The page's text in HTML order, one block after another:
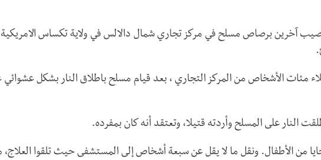
آخرين برصاص مسلح في مركز تجاري شمال دالالس في ولاية تكساس
مئات الأشخاص من المركز التجاري ، بعد قيام مسلح باطلاق النار بشكل عشوائي
النار على المسلح وأردته قتيلا، وتعتقد أنه كان بمفرده.
من الأطفال. ونقل ما لا يقل عن سبعة أشخاص إلى المستشفى حيث تلقوا العلاج،